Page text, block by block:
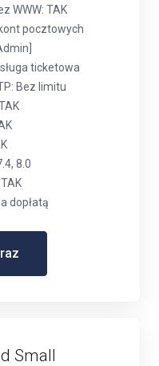
WWW: TAK
pocztowych
ticketowa
Bez limitu
8.0
dopłatą
Small